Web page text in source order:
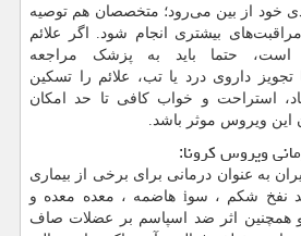
خود از بین می‌رود؛ متخصصان هم توصیه
بیشتری انجام شود. اگر علائم
است، حتما باید به پزشک مراجعه
تجویز داروی درد یا تب، علائم را تسکین
استراحت و خواب کافی تا حد امکان
این ویروس موثر باشد.
ویروس کرونا:
به عنوان درمانی برای برخی از بیماری
نفخ شکم ، سوi هاضمه ، معده معده و
همچنین اثر ضد اسپاسم بر عضلات صاف